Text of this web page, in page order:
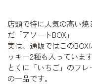
店頭で特に人気の高い
だ「アソートBOX」
実は、通販ではこの
ッキー2種も入っています
とくに「いちご」のフ
の一品です。